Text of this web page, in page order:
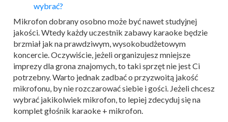
wybrać?
Mikrofon dobrany osobno może być nawet studyjnej
jakości. Wtedy każdy uczestnik zabawy karaoke będzie
brzmiał jak na prawdziwym, wysokobudżetowym
koncercie. Oczywiście, jeżeli organizujesz mniejsze
imprezy dla grona znajomych, to taki sprzęt nie jest Ci
potrzebny. Warto jednak zadbać o przyzwoitą jakość
mikrofonu, by nie rozczarować siebie i gości. Jeżeli chcesz
wybrać jakikolwiek mikrofon, to lepiej zdecyduj się na
komplet głośnik karaoke + mikrofon.